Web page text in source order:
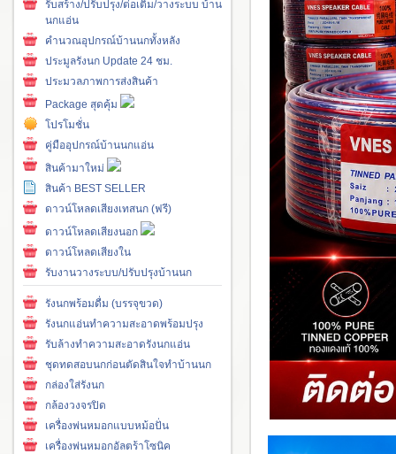
รับสร้าง/ปรับปรุง/ต่อเติม/วางระบบ บ้าน
นกแอ่น
คำนวณอุปกรณ์บ้านนกทั้งหลัง
ประมูลรังนก Update 24 ชม.
ประมวลภาพการส่งสินค้า
Package สุดคุ้ม
โปรโมชั่น
คู่มืออุปกรณ์บ้านนกแอ่น
สินค้ามาใหม่
สินค้า BEST SELLER
ดาวน์โหลดเสียงเทสนก (ฟรี)
ดาวน์โหลดเสียงนอก
ดาวน์โหลดเสียงใน
รับงานวางระบบ/ปรับปรุงบ้านนก
รังนกพร้อมดื่ม (บรรจุขวด)
รังนกแอ่นทำความสะอาดพร้อมปรุง
รับล้างทำความสะอาดรังนกแอ่น
ชุดทดสอบนกก่อนตัดสินใจทำบ้านนก
กล่องใส่รังนก
กล้องวงจรปิด
เครื่องพ่นหมอกแบบหม้อปั่น
เครื่องพ่นหมอกอัลตร้าโซนิค